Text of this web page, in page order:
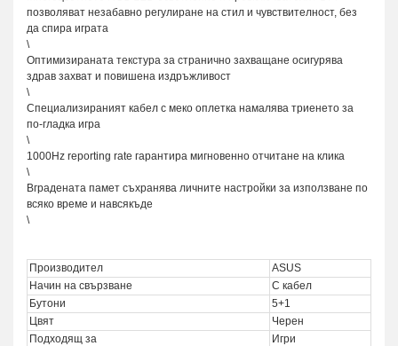
позволяват незабавно регулиране на стил и чувствителност, без
да спира играта
\
Оптимизираната текстура за странично захващане осигурява
здрав захват и повишена издръжливост
\
Специализираният кабел с меко оплетка намалява триенето за
по-гладка игра
\
1000Hz reporting rate гарантира мигновенно отчитане на клика
\
Вградената памет съхранява личните настройки за използване по
всяко време и навсякъде
\
Производител
ASUS
Начин на свързване
С кабел
Бутони
5+1
Цвят
Черен
Подходящ за
Игри